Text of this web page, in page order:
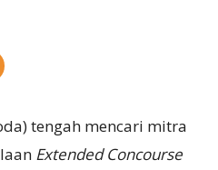
tengah mencari mitra
Extended Concourse